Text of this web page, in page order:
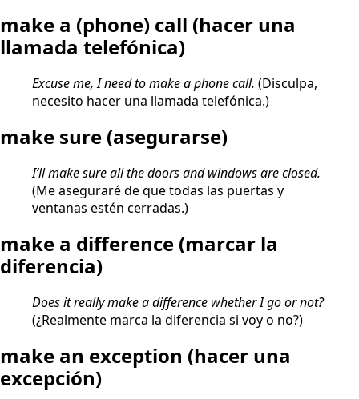
make a (phone) call (hacer una
llamada telefónica)
Excuse me, I need to make a phone call. (Disculpa,
necesito hacer una llamada telefónica.)
make sure (asegurarse)
I’ll make sure all the doors and windows are closed.
(Me aseguraré de que todas las puertas y
ventanas estén cerradas.)
make a difference (marcar la
diferencia)
Does it really make a difference whether I go or not?
(¿Realmente marca la diferencia si voy o no?)
make an exception (hacer una
excepción)